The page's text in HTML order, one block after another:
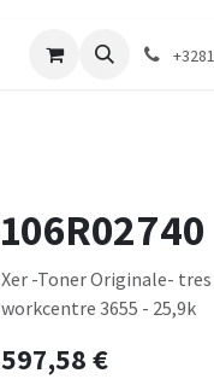
106R02740
Xer -Toner Originale-
workcentre 3655 - 25,9k
597,58€